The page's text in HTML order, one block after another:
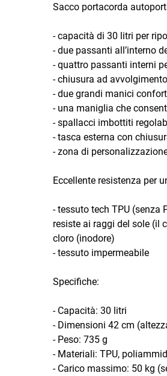
Sacco portacorda
- capacità di 30 litri per
- due passanti all’interno
- quattro passanti interni
- chiusura ad
- due grandi manici
- una maniglia che
- spallacci imbottiti
- tasca esterna con
- zona di
Eccellente resistenza per
- tessuto tech TPU (senza
resiste ai raggi del sole (il
cloro (inodore)
- tessuto impermeabile
Specifiche:
- Capacità: 30 litri
- Dimensioni 42 cm
- Peso: 735 g
- Materiali: TPU,
- Carico massimo: 50 kg